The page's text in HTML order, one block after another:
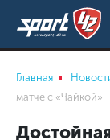
Главная
матче с «Чайкой»